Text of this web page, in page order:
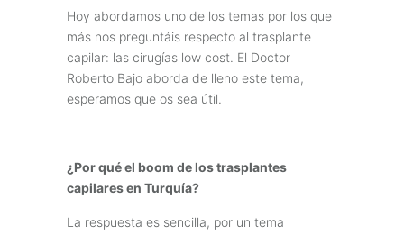
Hoy abordamos uno de los temas por los que
más nos preguntáis respecto al trasplante
capilar: las cirugías low cost. El Doctor
Roberto Bajo aborda de lleno este tema,
esperamos que os sea útil.
¿Por qué el boom de los trasplantes
capilares en Turquía?
La respuesta es sencilla, por un tema